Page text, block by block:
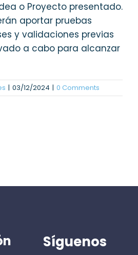
o Proyecto presentado.
aportar pruebas
y validaciones previas
a cabo para alcanzar
| 03/12/2024 | 0 Comments
Síguenos